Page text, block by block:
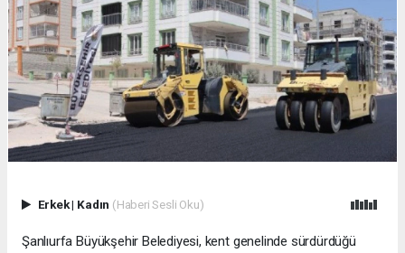
Erkek| Kadın (Haberi Sesli Oku)
Şanlıurfa Büyükşehir Belediyesi, kent genelinde sürdürdüğü